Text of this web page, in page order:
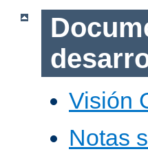
Visión
Notas